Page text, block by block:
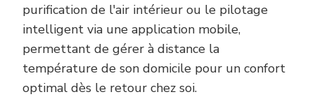
purification de l'air intérieur ou le pilotage
intelligent via une application mobile,
permettant de gérer à distance la
température de son domicile pour un confort
optimal dès le retour chez soi.